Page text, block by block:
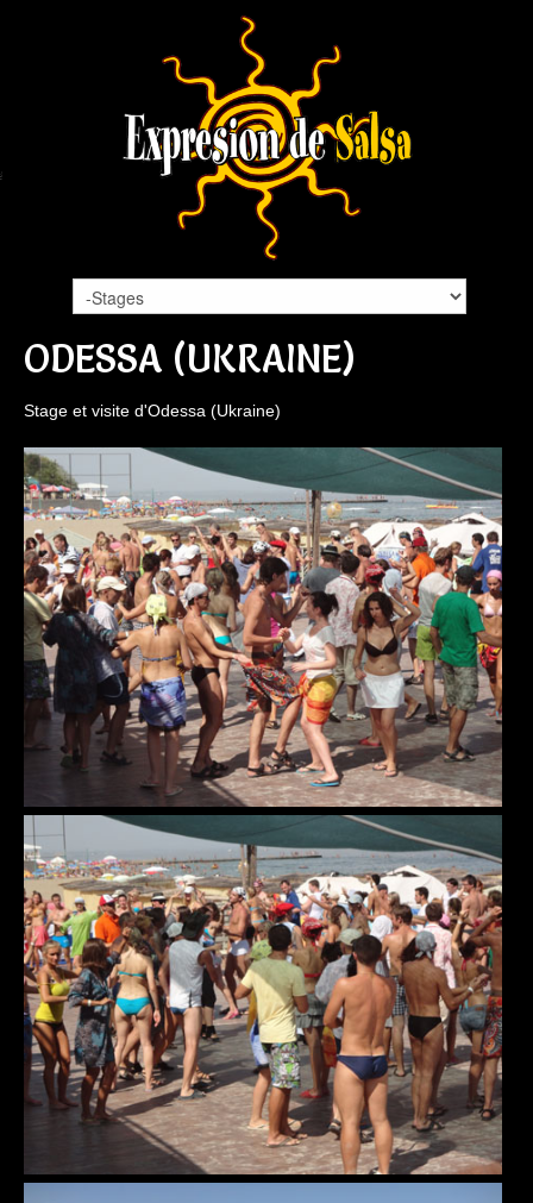
ODESSA (UKRAINE)
Stage et visite d'Odessa (Ukraine)